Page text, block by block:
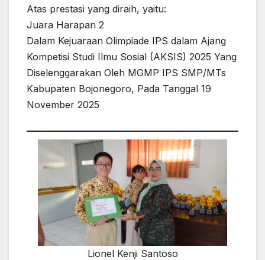
Atas prestasi yang diraih, yaitu:
Juara Harapan 2
Dalam Kejuaraan Olimpiade IPS dalam Ajang
Kompetisi Studi Ilmu Sosial (AKSIS) 2025 Yang
Diselenggarakan Oleh MGMP IPS SMP/MTs
Kabupaten Bojonegoro, Pada Tanggal 19
November 2025
Lionel Kenji Santoso